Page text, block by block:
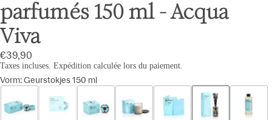
parfumés 150 ml - Acqua
Viva
€39,90
Taxes incluses. Expédition calculée lors du paiement.
Vorm:Geurstokjes 150 ml